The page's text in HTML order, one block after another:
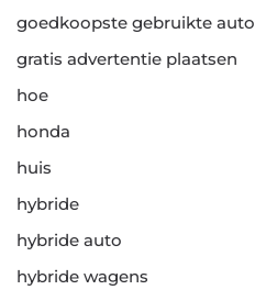
goedkoopste gebruikte auto
gratis advertentie plaatsen
hoe
honda
huis
hybride
hybride auto
hybride wagens